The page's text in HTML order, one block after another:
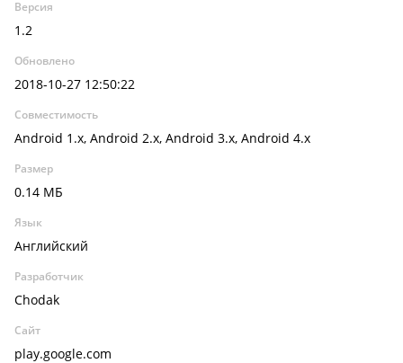
Версия
1.2
Обновлено
2018-10-27 12:50:22
Совместимость
Android 1.x, Android 2.x, Android 3.x, Android 4.x
Размер
0.14 МБ
Язык
Английский
Разработчик
Chodak
Сайт
play.google.com